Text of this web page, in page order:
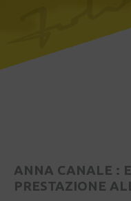
ANNA CANALE :
PRESTAZIONE